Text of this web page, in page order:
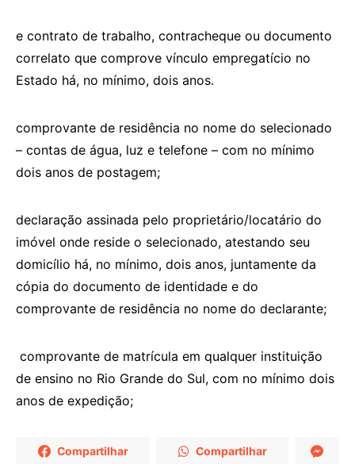
e contrato de trabalho, contracheque ou documento
correlato que comprove vínculo empregatício no
Estado há, no mínimo, dois anos.
comprovante de residência no nome do selecionado
– contas de água, luz e telefone – com no mínimo
dois anos de postagem;
declaração assinada pelo proprietário/locatário do
imóvel onde reside o selecionado, atestando seu
domicílio há, no mínimo, dois anos, juntamente da
cópia do documento de identidade e do
comprovante de residência no nome do declarante;
comprovante de matrícula em qualquer instituição
de ensino no Rio Grande do Sul, com no mínimo dois
anos de expedição;
Compartilhar Compartilhar